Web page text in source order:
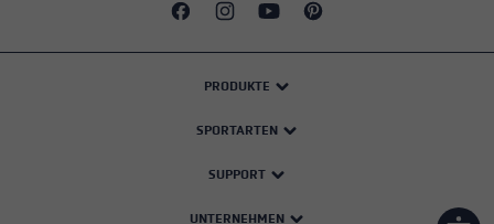
PRODUKTE
SPORTARTEN
SUPPORT
UNTERNEHMEN